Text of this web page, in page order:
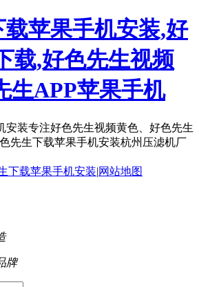
苹果手机安装,好
载,好色先生视频
生APP苹果手机
装专注好色先生视频黄色、好色先生
色先生下载苹果手机安装杭州压滤机厂
下载苹果手机安装|网站地图
牌